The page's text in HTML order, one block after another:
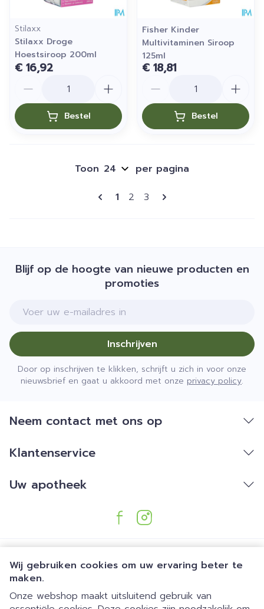
Wij gebruiken cookies om uw ervaring beter te
maken.
Onze webshop maakt uitsluitend gebruik van
Stilaxx
Stilaxx Droge
Hoestsiroop 200ml
€ 16,92
Bestel
Fisher Kinder
Multivitaminen Siroop
125ml
€ 18,81
Bestel
Pagina's
U lees momenteel pagina
1 Pagina
2 Pagina
3
Toon per pagina
Blijf op de hoogte van nieuwe producten en
promoties
E-mail adres
Inschrijven
Door op inschrijven te klikken, schrijft u zich in voor onze
nieuwsbrief en gaat u akkoord met onze privacy policy.
Neem contact met ons op
Klantenservice
Uw apotheek